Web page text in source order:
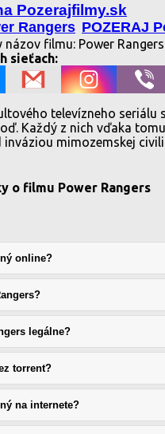
Pozerajfilmy.sk
Rangers POZERAJ
názov filmu: Power Rangers
sieťach:
televízneho
Každý z nich vďaka
inváziou mimozemskej
o filmu Power Rangers
online?
legálne?
torrent?
na internete?